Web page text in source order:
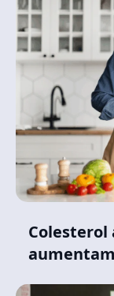
Colesterol